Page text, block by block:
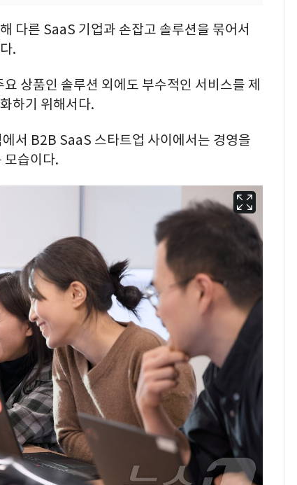
다른 SaaS 기업과 손잡고 솔루션을 묶어서
.
상품인 솔루션 외에도 부수적인 서비스를 제
하기 위해서다.
서 B2B SaaS 스타트업 사이에서는 경영을
모습이다.